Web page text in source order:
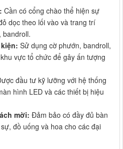
Cần có cổng chào thể hiện sự
dọc theo lối vào và trang trí
bandroll.
Sử dụng cờ phướn, bandroll,
vực tổ chức để gây ấn tượng
đầu tư kỹ lưỡng với hệ thống
hình LED và các thiết bị hiệu
mời: Đảm bảo có đầy đủ bàn
đồ uống và hoa cho các đại